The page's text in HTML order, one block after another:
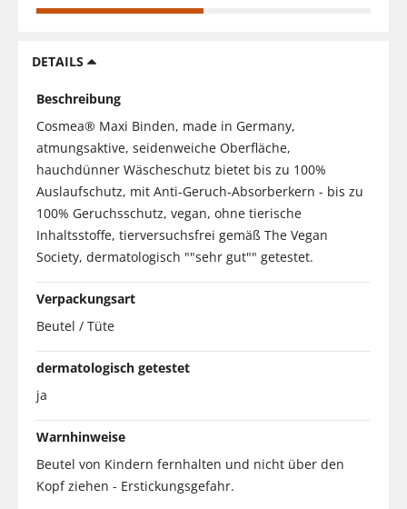
DETAILS
Beschreibung
Cosmea® Maxi Binden, made in Germany,
atmungsaktive, seidenweiche Oberfläche,
hauchdünner Wäscheschutz bietet bis zu 100%
Auslaufschutz, mit Anti-Geruch-Absorberkern - bis zu
100% Geruchsschutz, vegan, ohne tierische
Inhaltsstoffe, tierversuchsfrei gemäß The Vegan
Society, dermatologisch ""sehr gut"" getestet.
Verpackungsart
Beutel / Tüte
dermatologisch getestet
ja
Warnhinweise
Beutel von Kindern fernhalten und nicht über den
Kopf ziehen - Erstickungsgefahr.